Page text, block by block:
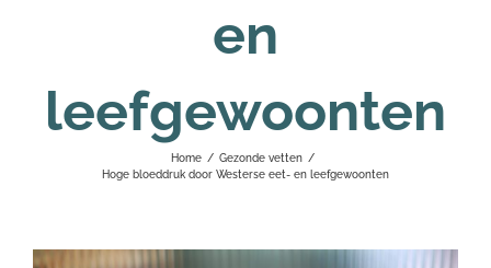
en
leefgewoonten
Home / Gezonde vetten /
Hoge bloeddruk door Westerse eet- en leefgewoonten